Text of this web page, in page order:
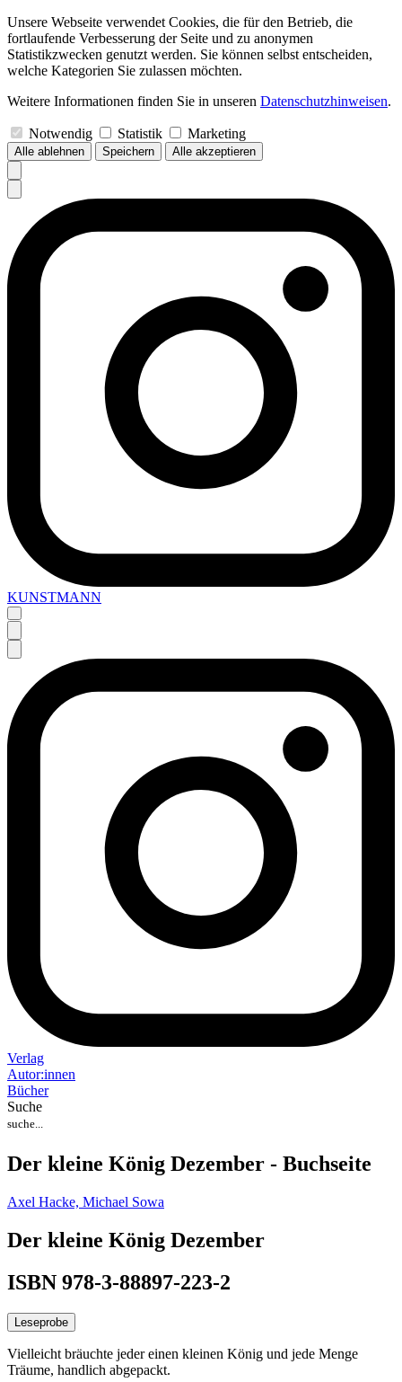
Unsere Webseite verwendet Cookies, die für den Betrieb, die
fortlaufende Verbesserung der Seite und zu anonymen
Statistikzwecken genutzt werden. Sie können selbst entscheiden,
welche Kategorien Sie zulassen möchten.
Weitere Informationen finden Sie in unseren Datenschutzhinweisen.
Notwendig Statistik Marketing
Alle ablehnen Speichern Alle akzeptieren
KUNSTMANN
Verlag
Autor:innen
Bücher
Suche
Der kleine König Dezember - Buchseite
Axel Hacke, Michael Sowa
Der kleine König Dezember
ISBN 978-3-88897-223-2
Leseprobe
Vielleicht bräuchte jeder einen kleinen König und jede Menge
Träume, handlich abgepackt.